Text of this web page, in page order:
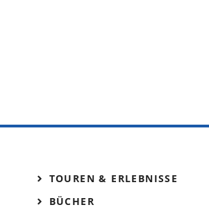
TOUREN & ERLEBNISSE
BÜCHER